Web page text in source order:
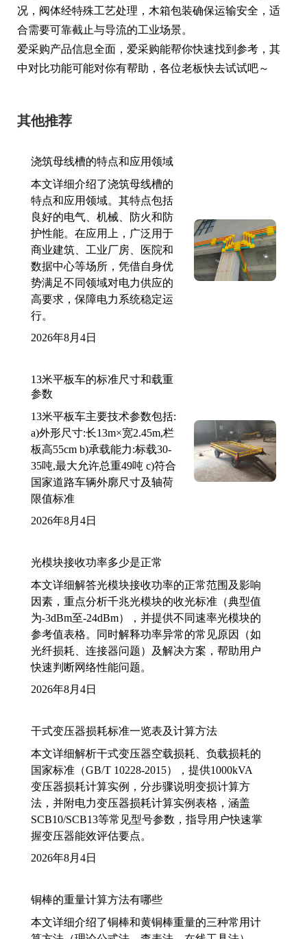
况，阀体经特殊工艺处理，木箱包装确保运输安全，适
合需要可靠截止与导流的工业场景。
爱采购产品信息全面，爱采购能帮你快速找到参考，其
中对比功能可能对你有帮助，各位老板快去试试吧～
其他推荐
浇筑母线槽的特点和应用领域
本文详细介绍了浇筑母线槽的
特点和应用领域。其特点包括
良好的电气、机械、防火和防
护性能。在应用上，广泛用于
商业建筑、工业厂房、医院和
数据中心等场所，凭借自身优
势满足不同领域对电力供应的
高要求，保障电力系统稳定运
行。
2026年8月4日
13米平板车的标准尺寸和载重
参数
13米平板车主要技术参数包括:
a)外形尺寸:长13m×宽2.45m,栏
板高55cm b)承载能力:标载30-
35吨,最大允许总重49吨 c)符合
国家道路车辆外廓尺寸及轴荷
限值标准
2026年8月4日
光模块接收功率多少是正常
本文详细解答光模块接收功率的正常范围及影响
因素，重点分析千兆光模块的收光标准（典型值
为-3dBm至-24dBm），并提供不同速率光模块的
参考值表格。同时解释功率异常的常见原因（如
光纤损耗、连接器问题）及解决方案，帮助用户
快速判断网络性能问题。
2026年8月4日
干式变压器损耗标准一览表及计算方法
本文详细解析干式变压器空载损耗、负载损耗的
国家标准（GB/T 10228-2015），提供1000kVA
变压器损耗计算实例，分步骤说明变损计算方
法，并附电力变压器损耗计算实例表格，涵盖
SCB10/SCB13等常见型号参数，指导用户快速掌
握变压器能效评估要点。
2026年8月4日
铜棒的重量计算方法有哪些
本文详细介绍了铜棒和黄铜棒重量的三种常用计